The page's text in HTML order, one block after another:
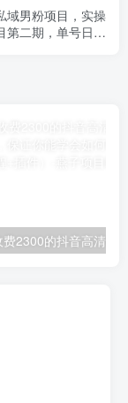
域男粉项目，实操
第二期，单号日产